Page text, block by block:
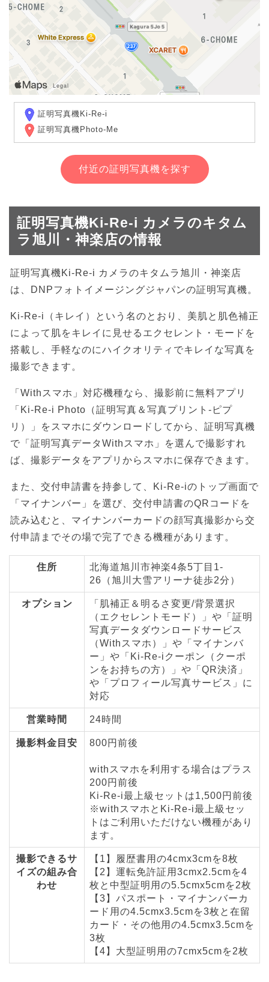
証明写真機Ki-Re-i
証明写真機Photo-Me
付近の証明写真機を探す
証明写真機Ki-Re-i カメラのキタム
ラ旭川・神楽店の情報
証明写真機Ki-Re-i カメラのキタムラ旭川・神楽店
は、DNPフォトイメージングジャパンの証明写真機。
Ki-Re-i（キレイ）という名のとおり、美肌と肌色補正
によって肌をキレイに見せるエクセレント・モードを
搭載し、手軽なのにハイクオリティでキレイな写真を
撮影できます。
「Withスマホ」対応機種なら、撮影前に無料アプリ
「Ki-Re-i Photo（証明写真＆写真プリント-ピプ
リ）」をスマホにダウンロードしてから、証明写真機
で「証明写真データWithスマホ」を選んで撮影すれ
ば、撮影データをアプリからスマホに保存できます。
また、交付申請書を持参して、Ki-Re-iのトップ画面で
「マイナンバー」を選び、交付申請書のQRコードを
読み込むと、マイナンバーカードの顔写真撮影から交
付申請までその場で完了できる機種があります。
住所
北海道旭川市神楽4条5丁目1-
26（旭川大雪アリーナ徒歩2分）
オプション
「肌補正＆明るさ変更/背景選択
（エクセレントモード）」や「証明
写真データダウンロードサービス
（Withスマホ）」や「マイナンバ
ー」や「Ki-Re-iクーポン（クーポ
ンをお持ちの方）」や「QR決済」
や「プロフィール写真サービス」に
対応
営業時間 24時間
撮影料金目安 800円前後
withスマホを利用する場合はプラス
200円前後
Ki-Re-i最上級セットは1,500円前後
※withスマホとKi-Re-i最上級セッ
トはご利用いただけない機種があり
ます。
撮影できるサ
イズの組み合
わせ
【1】履歴書用の4cmx3cmを8枚
【2】運転免許証用3cmx2.5cmを4
枚と中型証明用の5.5cmx5cmを2枚
【3】パスポート・マイナンバーカ
ード用の4.5cmx3.5cmを3枚と在留
カード・その他用の4.5cmx3.5cmを
3枚
【4】大型証明用の7cmx5cmを2枚